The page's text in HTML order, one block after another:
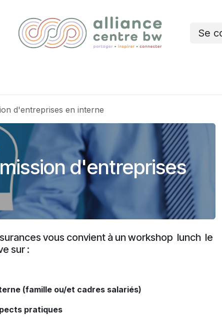
Se
d'entreprises en interne
d'entreprises
vous convient à un workshop lunch le
sur :
(famille ou/et cadres salariés)
pratiques